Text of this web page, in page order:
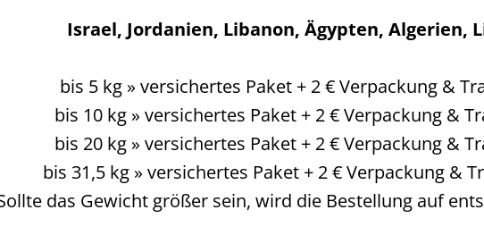
Israel, Jordanien, Libanon, Ägypten, Algerien,
bis 5 kg » versichertes Paket + 2 € Verpackung &
bis 10 kg » versichertes Paket + 2 € Verpackung &
bis 20 kg » versichertes Paket + 2 € Verpackung &
bis 31,5 kg » versichertes Paket + 2 € Verpackung &
das Gewicht größer sein, wird die Bestellung auf